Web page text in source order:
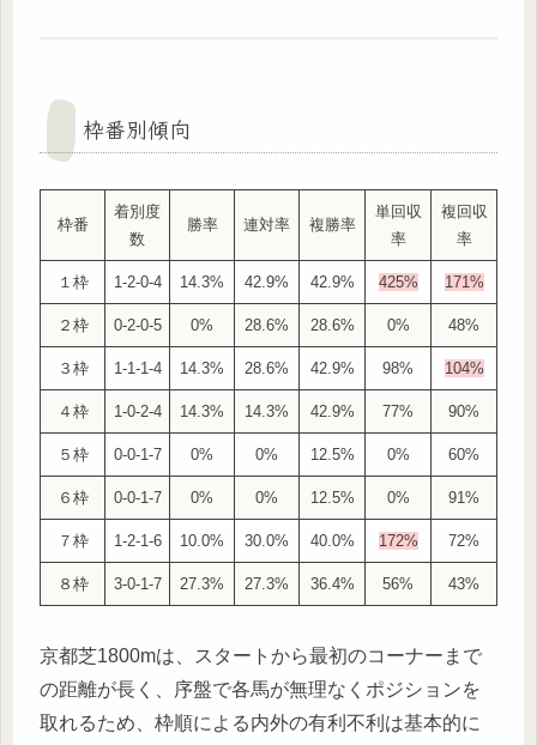
枠番別傾向
枠番
着別度
数
勝率 連対率 複勝率
単回収
率
複回収
率
１枠 1-2-0-4 14.3% 42.9% 42.9% 425% 171%
２枠 0-2-0-5 0% 28.6% 28.6% 0% 48%
３枠 1-1-1-4 14.3% 28.6% 42.9% 98% 104%
４枠 1-0-2-4 14.3% 14.3% 42.9% 77% 90%
５枠 0-0-1-7 0% 0% 12.5% 0% 60%
６枠 0-0-1-7 0% 0% 12.5% 0% 91%
７枠 1-2-1-6 10.0% 30.0% 40.0% 172% 72%
８枠 3-0-1-7 27.3% 27.3% 36.4% 56% 43%
京都芝1800mは、スタートから最初のコーナーまで
の距離が長く、序盤で各馬が無理なくポジションを
取れるため、枠順による内外の有利不利は基本的に